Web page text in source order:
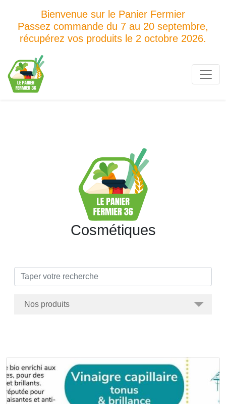
Bienvenue sur le Panier Fermier
Passez commande du 7 au 20 septembre,
récupérez vos produits le 2 octobre 2026.
Cosmétiques
Boissons
Viandes